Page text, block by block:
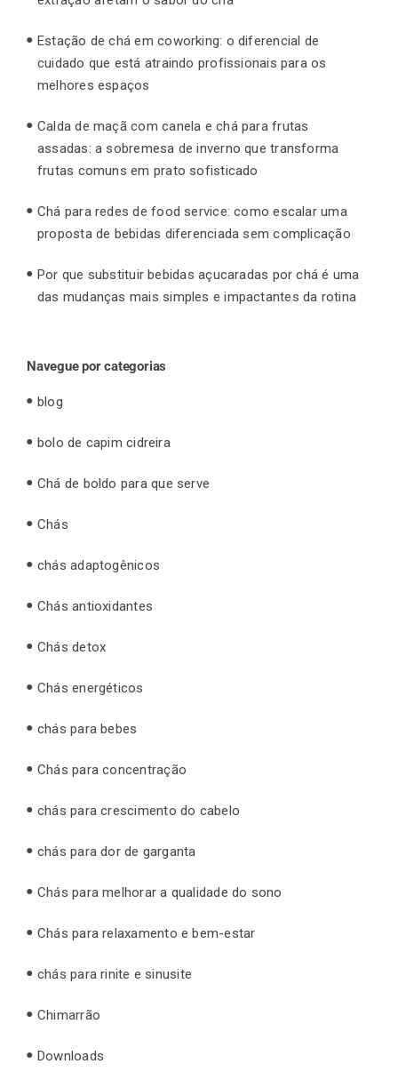
Estação de chá em coworking: o diferencial de
cuidado que está atraindo profissionais para os
melhores espaços
Calda de maçã com canela e chá para frutas
assadas: a sobremesa de inverno que transforma
frutas comuns em prato sofisticado
Chá para redes de food service: como escalar uma
proposta de bebidas diferenciada sem complicação
Por que substituir bebidas açucaradas por chá é uma
das mudanças mais simples e impactantes da rotina
Navegue por categorias
blog
bolo de capim cidreira
Chá de boldo para que serve
Chás
chás adaptogênicos
Chás antioxidantes
Chás detox
Chás energéticos
chás para bebes
Chás para concentração
chás para crescimento do cabelo
chás para dor de garganta
Chás para melhorar a qualidade do sono
Chás para relaxamento e bem-estar
chás para rinite e sinusite
Chimarrão
Downloads